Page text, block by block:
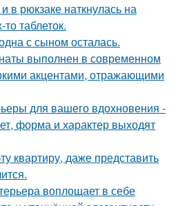
в рюкзаке наткнулась на
таблеток.
с сыном осталась.
выполнен в современном
акцентами, отражающими
для вашего вдохновения -
форма и характер выходят
квартиру, даже представить
воплощает в себе